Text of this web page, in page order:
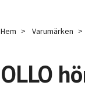
Hem Varumärken
OLLO